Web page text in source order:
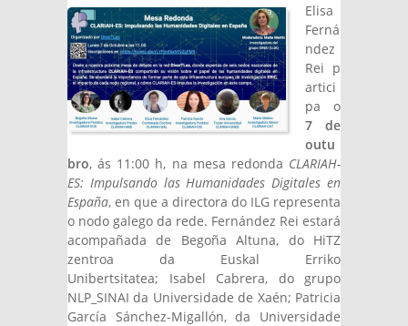
Elisa
Ferná
ndez
Rei p
artici
pa o
7 de
outu
bro, ás 11:00 h, na mesa redonda CLARIAH-
ES: Impulsando las Humanidades Digitales en
España, en que a directora do ILG representa
o nodo galego da rede. Fernández Rei estará
acompañada de Begoña Altuna, do HiTZ
zentroa da Euskal Erriko
Unibertsitatea; Isabel Cabrera, do grupo
NLP_SINAI da Universidade de Xaén; Patricia
García Sánchez-Migallón, da Universidade